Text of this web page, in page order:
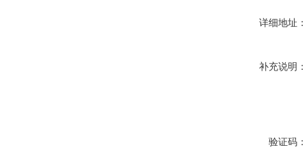
详细地址：
补充说明：
验证码：